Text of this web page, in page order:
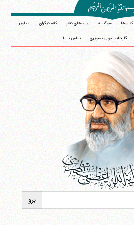
کتاب‌ها سوگنامه بیانیه‌های دفتر کلام دیگران تصاویر
نگارخانه صوتی تصویری تماس با ما